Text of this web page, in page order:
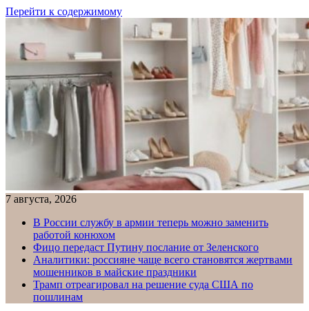
Перейти к содержимому
7 августа, 2026
В России службу в армии теперь можно заменить
работой конюхом
Фицо передаст Путину послание от Зеленского
Аналитики: россияне чаще всего становятся жертвами
мошенников в майские праздники
Трамп отреагировал на решение суда США по
пошлинам